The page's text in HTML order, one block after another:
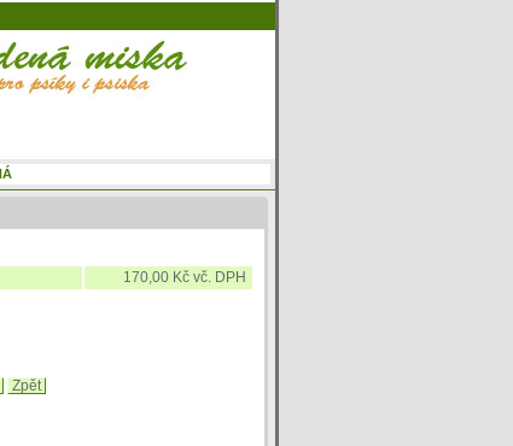
170,00 Kč vč. DPH
Zpět